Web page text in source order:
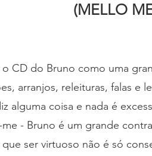
(MELLO
o CD do Bruno como uma
arranjos, releituras, falas e
alguma coisa e nada é
- Bruno é um grande
ser virtuoso não é só